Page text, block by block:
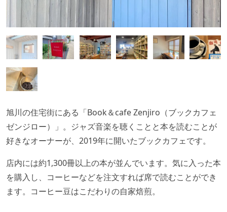
旭川の住宅街にある「Book＆cafe Zenjiro（ブックカフェ
ゼンジロー）」。ジャズ音楽を聴くことと本を読むことが
好きなオーナーが、2019年に開いたブックカフェです。
店内には約1,300冊以上の本が並んでいます。気に入った本
を購入し、コーヒーなどを注文すれば席で読むことができ
ます。コーヒー豆はこだわりの自家焙煎。